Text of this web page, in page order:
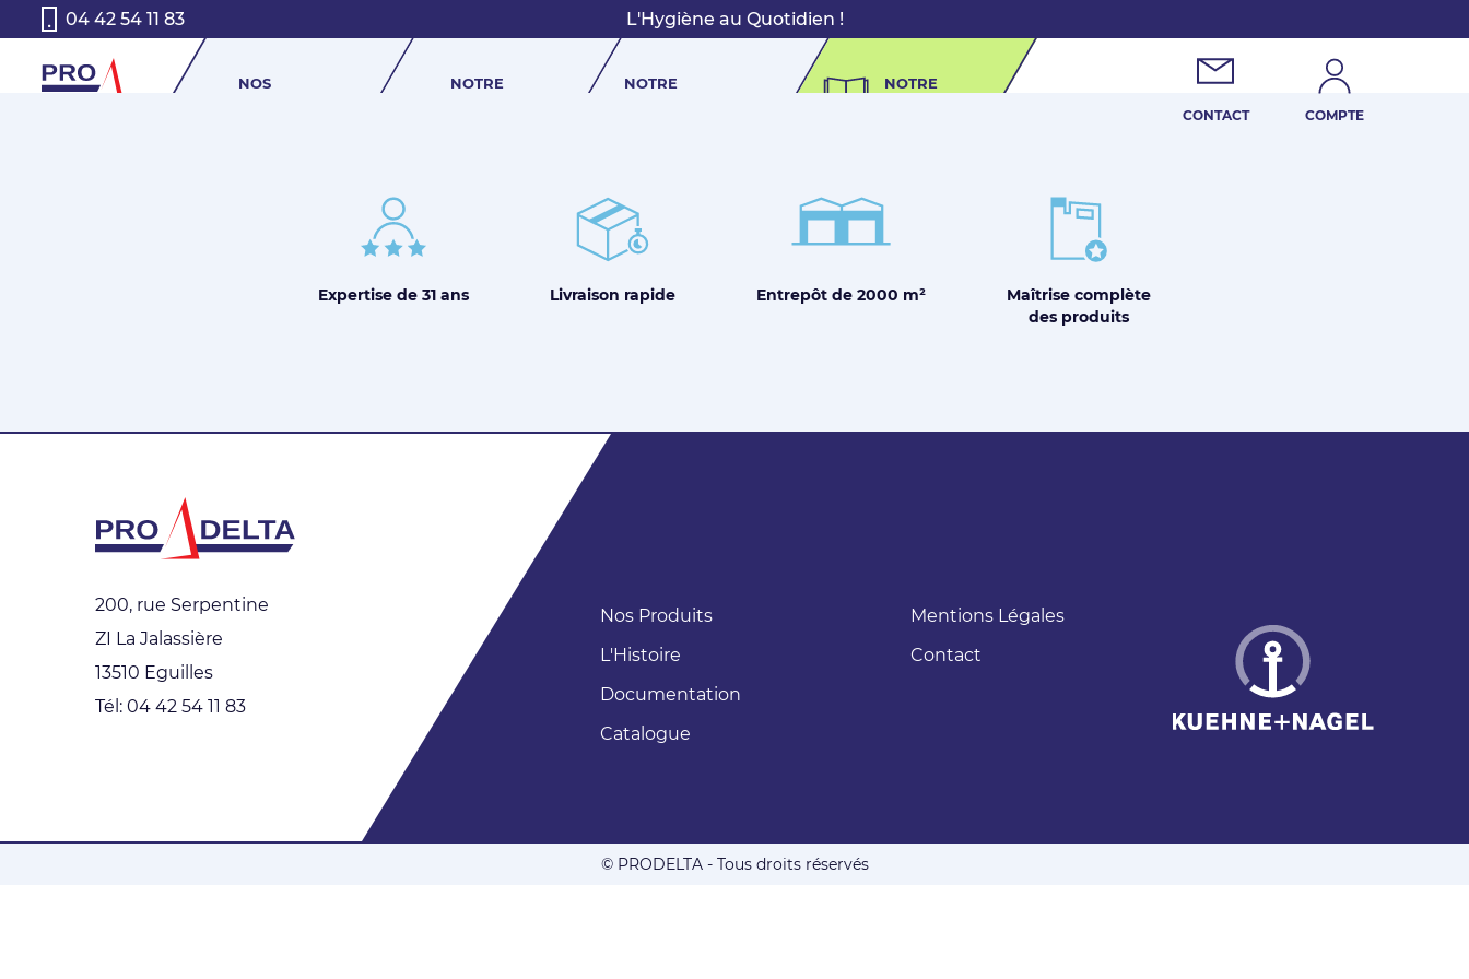
04 42 54 11 83 L'Hygiène au Quotidien !
NOS
NOTRE
NOTRE
NOTRE
Pas encore Membre ?
CONTACT COMPTE
Expertise de 31 ans Livraison rapide Entrepôt de 2000 m² Maîtrise complète
des produits
200, rue Serpentine
ZI La Jalassière
13510 Eguilles
Tél: 04 42 54 11 83
Nos Produits
L'Histoire
Documentation
Catalogue
Mentions Légales
Contact
© PRODELTA - Tous droits réservés